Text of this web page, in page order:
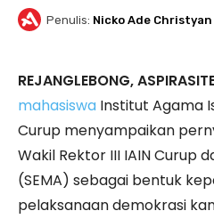
Penulis: Nicko Ade Christyan
REJANGLEBONG,
mahasiswa Institut Agama
Curup menyampaikan
Wakil Rektor III IAIN Curup
(SEMA) sebagai bentuk
pelaksanaan demokrasi